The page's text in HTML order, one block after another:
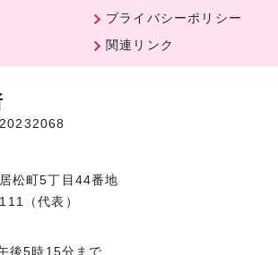
プライバシーポリシー
関連リンク
松町5丁目44番地
（代表）
後5時15分まで